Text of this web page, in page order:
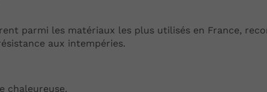
parmi les matériaux les plus utilisés en France,
aux intempéries.
chaleureuse.